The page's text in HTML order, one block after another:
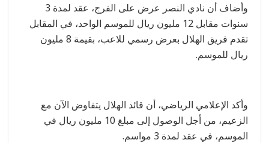
وأضاف أن نادي النصر عرض على الفرج، عقد لمدة 3
سنوات مقابل 12 مليون ريال للموسم الواحد، في المقابل
تقدم فريق الهلال بعرض رسمي للاعب، بقيمة 8 مليون
ريال للموسم.
وأكد الإعلامي الرياضي، أن قائد الهلال يتفاوض الآن مع
الزعيم، من أجل الوصول إلى مبلغ 10 مليون ريال في
الموسم، في عقد لمدة 3 مواسم.